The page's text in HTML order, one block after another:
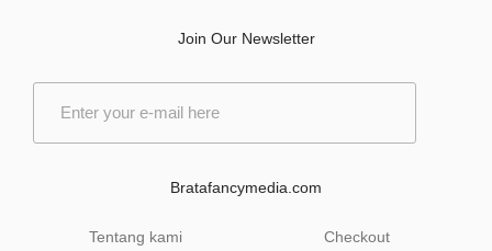
Join Our Newsletter
Bratafancymedia.com
Tentang kami
Checkout